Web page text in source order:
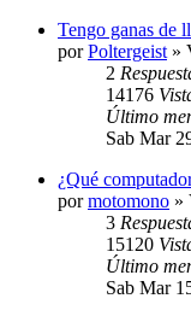
Tengo ganas de
porPoltergeist »
2
14176
Último
Sab Mar
¿Qué
pormotomono »
3
15120
Último
Sab Mar